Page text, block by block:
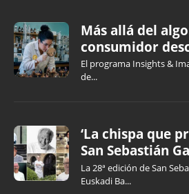
Más allá del
consumidor
El programa Insights &
de...
‘La chispa que
San Sebastián
La 28ª edición de San
Euskadi Ba...